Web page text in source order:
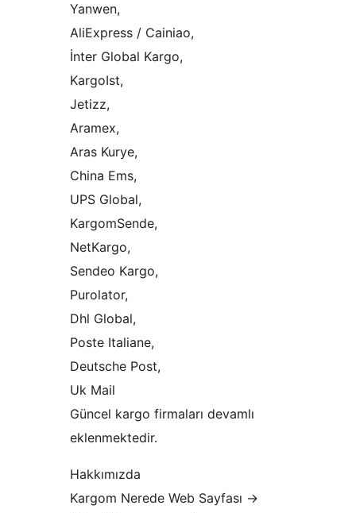
Yanwen,
AliExpress / Cainiao,
İnter Global Kargo,
KargoIst,
Jetizz,
Aramex,
Aras Kurye,
China Ems,
UPS Global,
KargomSende,
NetKargo,
Sendeo Kargo,
Purolator,
Dhl Global,
Poste Italiane,
Deutsche Post,
Uk Mail
Güncel kargo firmaları devamlı
eklenmektedir.
Hakkımızda
Kargom Nerede Web Sayfası ->